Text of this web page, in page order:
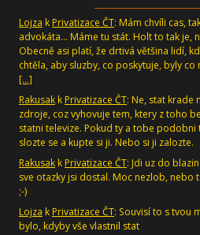
Lojza k Privatizace ČT: Mám chvíli cas,
advokáta... Máme tu stát. Holt to tak je,
Obecně asi platí, že drtivá většina lidí,
chtěla, aby sluzby, co poskytuje, byly
[…]
Rakusak k Privatizace ČT: Ne, stat krade
zdroje, coz vyhovuje tem, ktery z toho
statni televize. Pokud ty a tobe podobni
slozte se a kupte si ji. Nebo si ji zalozte.
Rakusak k Privatizace ČT: Jdi uz do
sve otazky jsi dostal. Moc nezlob,
;-)
Lojza k Privatizace ČT: Souvisí to s tvou
bylo, kdyby vše vlastnil stat